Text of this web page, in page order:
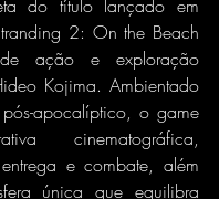
do título lançado em
2: On the Beach
ação e exploração
Kojima. Ambientado
apocalíptico, o game
cinematográfica,
e combate, além
única que equilibra